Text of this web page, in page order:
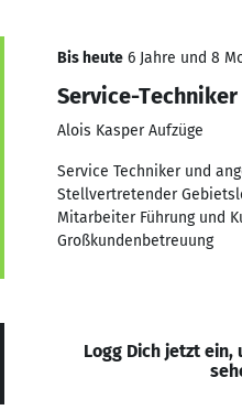
Bis heute 6 Jahre und 8
Service-Techniker
Alois Kasper Aufzüge
Service Techniker und
Stellvertretender
Mitarbeiter Führung und
Großkundenbetreuung
Logg Dich jetzt ein,